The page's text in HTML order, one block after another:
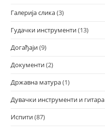
Галерија слика(3)
Гудачки инструменти(13)
Догађаји(9)
Документи(2)
Државна матура(1)
Дувачки инструменти и гитара
Испити(87)